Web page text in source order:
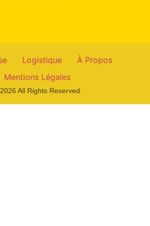
Logistique
À Propos
Mentions Légales
All Rights Reserved.